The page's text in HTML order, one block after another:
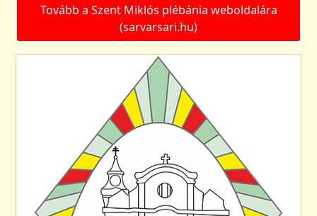
Tovább a Szent Miklós plébánia weboldalára
(sarvarsari.hu)